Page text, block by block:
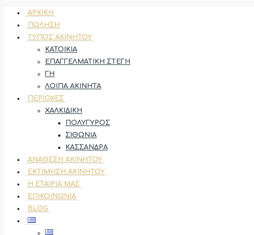
ΑΡΧΙΚΉ
ΠΏΛΗΣΗ
ΤΎΠΟΣ ΑΚΙΝΉΤΟΥ
ΚΑΤΟΙΚΊΑ
ΕΠΑΓΓΕΛΜΑΤΙΚΉ ΣΤΈΓΗ
ΓΗ
ΛΟΙΠΆ ΑΚΊΝΗΤΑ
ΠΕΡΙΟΧΈΣ
ΧΑΛΚΙΔΙΚΉ
ΠΟΛΎΓΥΡΟΣ
ΣΙΘΩΝΊΑ
ΚΑΣΣΆΝΔΡΑ
ΑΝΆΘΕΣΗ ΑΚΙΝΉΤΟΥ
ΕΚΤΊΜΗΣΗ ΑΚΙΝΉΤΟΥ
Η ΕΤΑΙΡΊΑ ΜΑΣ
ΕΠΙΚΟΙΝΩΝΊΑ
BLOG